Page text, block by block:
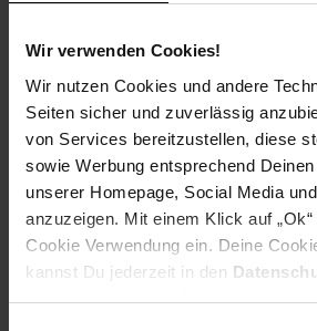
Wir verwenden Cookies!
Wir nutzen Cookies und andere
Seiten sicher und zuverlässig
von Services bereitzustellen, diese
sowie Werbung entsprechend
unserer Homepage, Social Media
anzuzeigen. Mit einem Klick auf
Cookie Verwendung ein. Deine
kannst Du jederzeit in den
ändern bzw. widerrufen.
Folge uns auf Social
Hinweis: Aus Gründen der leichteren
wir im Textverlauf die männliche Form
Selbstverständlich sind bei Netto
Geschlechtsidentität willkommen.
Fußzeile